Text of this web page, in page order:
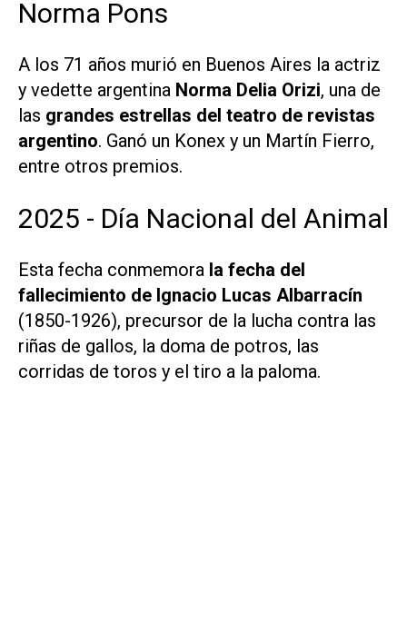
Norma Pons
A los 71 años murió en Buenos Aires la actriz
y vedette argentina Norma Delia Orizi, una de
las grandes estrellas del teatro de revistas
argentino. Ganó un Konex y un Martín Fierro,
entre otros premios.
2025 - Día Nacional del Animal
Esta fecha conmemora la fecha del
fallecimiento de Ignacio Lucas Albarracín
(1850-1926), precursor de la lucha contra las
riñas de gallos, la doma de potros, las
corridas de toros y el tiro a la paloma.